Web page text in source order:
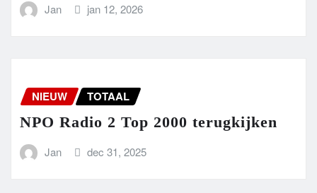
Jan jan 12, 2026
NIEUW TOTAAL
NPO Radio 2 Top 2000 terugkijken
Jan dec 31, 2025